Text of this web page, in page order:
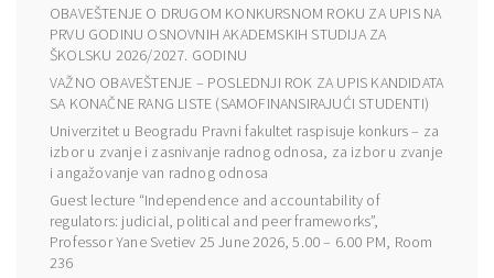
OBAVEŠTENJE O DRUGOM KONKURSNOM ROKU ZA UPIS NA
PRVU GODINU OSNOVNIH AKADEMSKIH STUDIJA ZA
ŠKOLSKU 2026/2027. GODINU
VAŽNO OBAVEŠTENJE – POSLEDNJI ROK ZA UPIS KANDIDATA
SA KONAČNE RANG LISTE (SAMOFINANSIRAJUĆI STUDENTI)
Univerzitet u Beogradu Pravni fakultet raspisuje konkurs – za
izbor u zvanje i zasnivanje radnog odnosa, za izbor u zvanje
i angažovanje van radnog odnosa
Guest lecture “Independence and accountability of
regulators: judicial, political and peer frameworks”,
Professor Yane Svetiev 25 June 2026, 5.00 – 6.00 PM, Room
236